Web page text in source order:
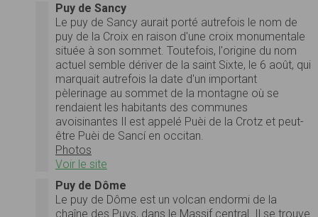
Puy de Sancy
Le puy de Sancy aurait porté autrefois le nom de
puy de la Croix en raison d'une croix monumentale
située à son sommet. Toutefois, l'origine du nom
actuel semble dériver de la saint Sixte, le 6 août, qui
marquait autrefois la date d'un important
pèlerinage au sommet de la montagne où se
rendaient les habitants des communes
avoisinantes Il est appelé Puèi de la Crotz et peut-
être Puèi de Sancí en occitan.
Photos
Voir le site
Puy de Dôme
Le puy de Dôme est un volcan endormi de la
chaîne des Puys, dans le Massif central. Il se trouve